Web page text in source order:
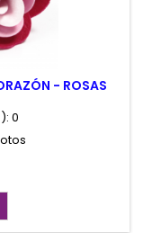
- ROSAS
0